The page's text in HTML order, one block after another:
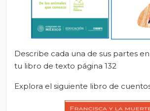
Describe cada una de sus partes
tu libro de texto página 132
Explora el siguiente libro de